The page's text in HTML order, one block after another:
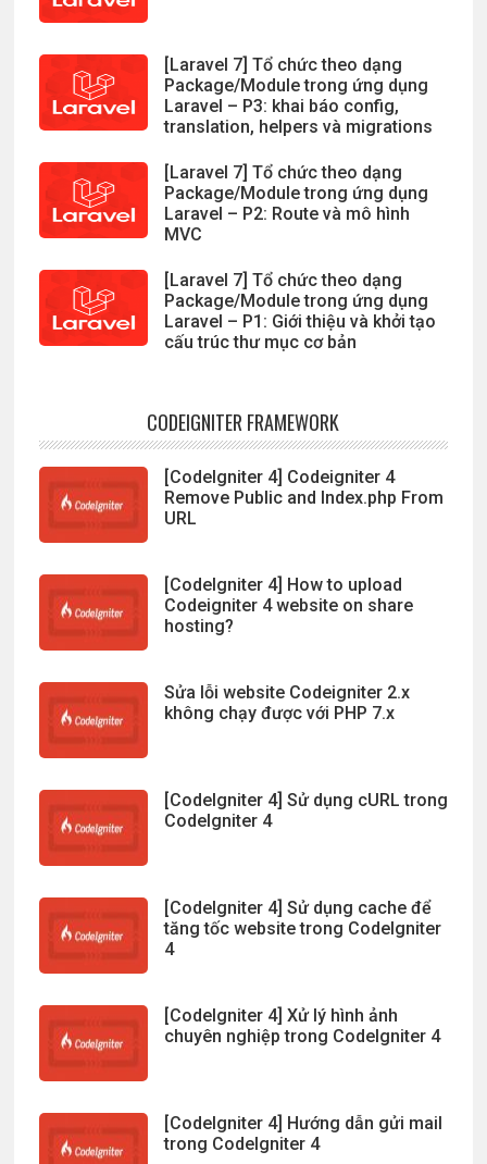
[Laravel 7] Tổ chức theo dạng
Package/Module trong ứng dụng
Laravel – P3: khai báo config,
translation, helpers và migrations
[Laravel 7] Tổ chức theo dạng
Package/Module trong ứng dụng
Laravel – P2: Route và mô hình
MVC
[Laravel 7] Tổ chức theo dạng
Package/Module trong ứng dụng
Laravel – P1: Giới thiệu và khởi tạo
cấu trúc thư mục cơ bản
CODEIGNITER FRAMEWORK
[CodeIgniter 4] Codeigniter 4
Remove Public and Index.php From
URL
[CodeIgniter 4] How to upload
Codeigniter 4 website on share
hosting?
Sửa lỗi website Codeigniter 2.x
không chạy được với PHP 7.x
[CodeIgniter 4] Sử dụng cURL trong
CodeIgniter 4
[CodeIgniter 4] Sử dụng cache để
tăng tốc website trong CodeIgniter
4
[CodeIgniter 4] Xử lý hình ảnh
chuyên nghiệp trong CodeIgniter 4
[CodeIgniter 4] Hướng dẫn gửi mail
trong CodeIgniter 4